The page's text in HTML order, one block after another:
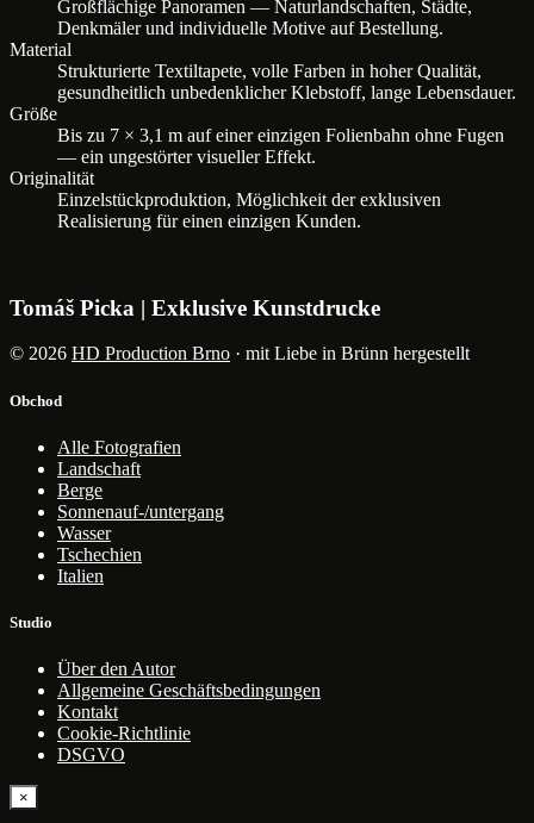
Großflächige Panoramen — Naturlandschaften, Städte,
Denkmäler und individuelle Motive auf Bestellung.
Material
Strukturierte Textiltapete, volle Farben in hoher Qualität,
gesundheitlich unbedenklicher Klebstoff, lange Lebensdauer.
Größe
Bis zu 7 × 3,1 m auf einer einzigen Folienbahn ohne Fugen
— ein ungestörter visueller Effekt.
Originalität
Einzelstückproduktion, Möglichkeit der exklusiven
Realisierung für einen einzigen Kunden.
Tomáš Picka | Exklusive Kunstdrucke
© 2026 HD Production Brno · mit Liebe in Brünn hergestellt
Obchod
Alle Fotografien
Landschaft
Berge
Sonnenauf-/untergang
Wasser
Tschechien
Italien
Studio
Über den Autor
Allgemeine Geschäftsbedingungen
Kontakt
Cookie-Richtlinie
DSGVO
×